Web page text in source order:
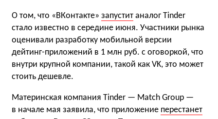
О том, что «ВКонтакте» запустит аналог Tinder
стало известно в середине июня. Участники рынка
оценивали разработку мобильной версии
дейтинг-приложений в 1 млн руб. с оговоркой, что
внутри крупной компании, такой как VK, это может
стоить дешевле.
Материнская компания Tinder — Match Group —
в начале мая заявила, что приложение перестанет